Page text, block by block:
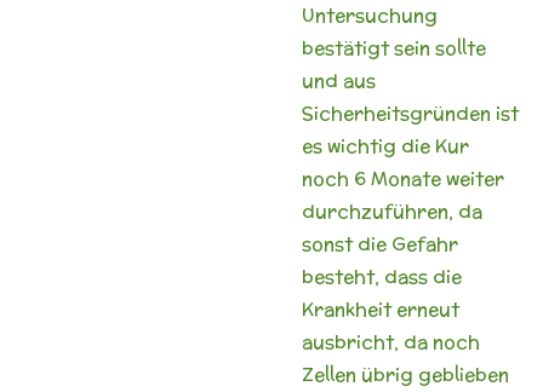
Untersuchung
bestätigt sein sollte
und aus
Sicherheitsgründen ist
es wichtig die Kur
noch 6 Monate weiter
durchzuführen, da
sonst die Gefahr
besteht, dass die
Krankheit erneut
ausbricht, da noch
Zellen übrig geblieben